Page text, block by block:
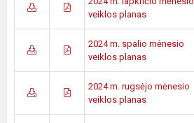
veiklos planas
2024 m. spalio mėnesio
veiklos planas
2024 m. rugsėjo mėnesio
veiklos planas